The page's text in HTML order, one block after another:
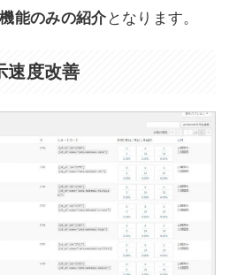
能のみの紹介となります。
速度改善